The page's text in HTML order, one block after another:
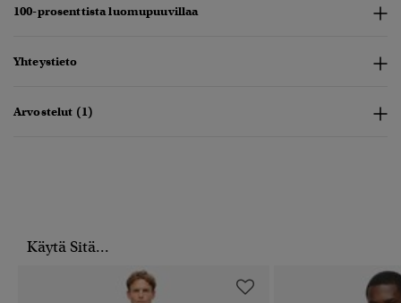
100-prosenttista luomupuuvillaa
Yhteystieto
Arvostelut (1)
Käytä Sitä...